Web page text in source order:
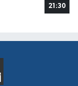
21:30